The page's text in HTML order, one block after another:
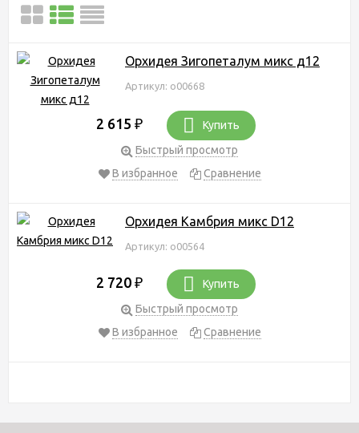
Орхидея Зигопеталум микс д12
Артикул: о00668
2 615 ₽
Купить
Быстрый просмотр
В избранное
Сравнение
Орхидея Камбрия микс D12
Артикул: о00564
2 720 ₽
Купить
Быстрый просмотр
В избранное
Сравнение